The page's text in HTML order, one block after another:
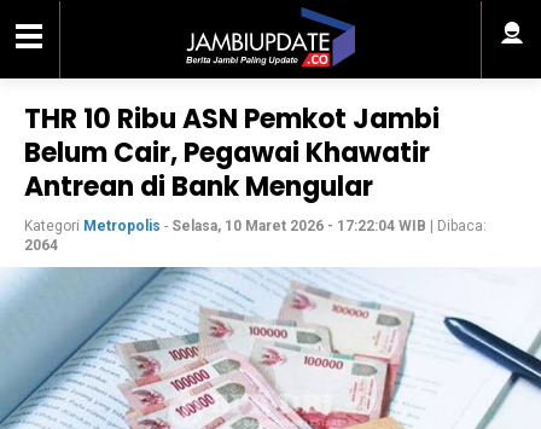
THR 10 Ribu ASN Pemkot Jambi
Belum Cair, Pegawai Khawatir
Antrean di Bank Mengular
Kategori Metropolis - Selasa, 10 Maret 2026 - 17:22:04 WIB | Dibaca:
2064